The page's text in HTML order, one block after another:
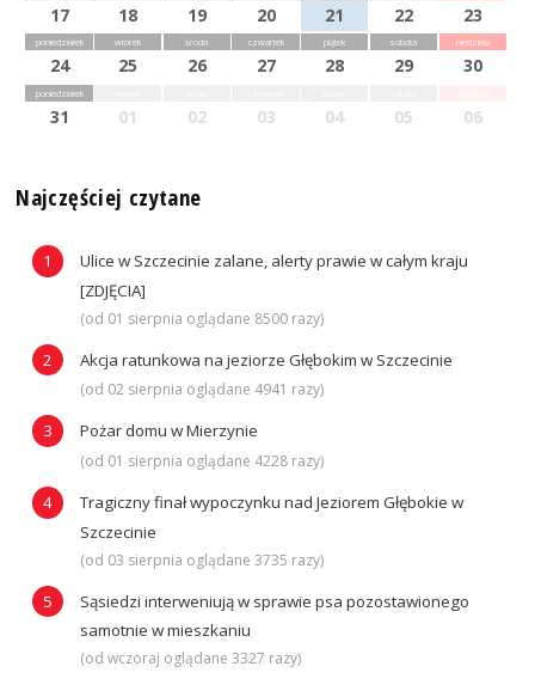
17 18 19 20 21 22 23
poniedziałek
24
wtorek
25
środa
26
czwartek
27
piątek
28
sobota
29
niedziela
30
poniedziałek
31 01 02 03 04 05 06
Najczęściej czytane
Ulice w Szczecinie zalane, alerty prawie w całym kraju
[ZDJĘCIA]
(od 01 sierpnia oglądane 8500 razy)
Akcja ratunkowa na jeziorze Głębokim w Szczecinie
(od 02 sierpnia oglądane 4941 razy)
Pożar domu w Mierzynie
(od 01 sierpnia oglądane 4228 razy)
Tragiczny finał wypoczynku nad Jeziorem Głębokie w
Szczecinie
(od 03 sierpnia oglądane 3735 razy)
Sąsiedzi interweniują w sprawie psa pozostawionego
samotnie w mieszkaniu
(od wczoraj oglądane 3327 razy)